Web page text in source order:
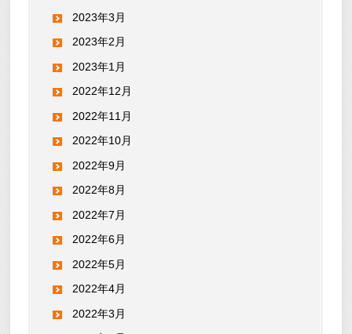
2023年3月
2023年2月
2023年1月
2022年12月
2022年11月
2022年10月
2022年9月
2022年8月
2022年7月
2022年6月
2022年5月
2022年4月
2022年3月